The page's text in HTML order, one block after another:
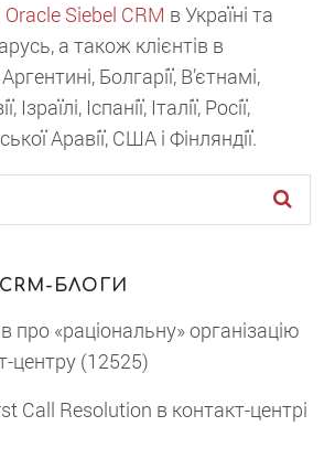
Siebel CRM в Україні та
а також клієнтів в
Болгарії, В’єтнамі,
Ізраїлі, Іспанії, Італії, Росії,
Аравії, США і Фінляндії.
БЛОГИ
про «раціональну» організацію
центру (12525)
Call Resolution в контакт-центрі